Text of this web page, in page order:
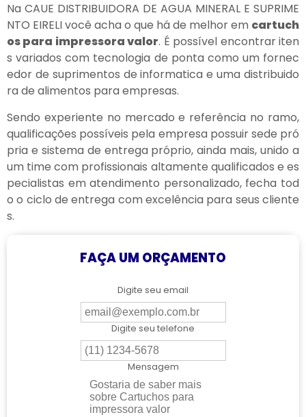
Na CAUE DISTRIBUIDORA DE AGUA MINERAL E SUPRIME
NTO EIRELI você acha o que há de melhor em cartuch
os para impressora valor. É possível encontrar iten
s variados com tecnologia de ponta como um fornec
edor de suprimentos de informatica e uma distribuido
ra de alimentos para empresas.
Sendo experiente no mercado e referência no ramo,
qualificações possíveis pela empresa possuir sede pró
pria e sistema de entrega próprio, ainda mais, unido a
um time com profissionais altamente qualificados e es
pecialistas em atendimento personalizado, fecha tod
o o ciclo de entrega com excelência para seus cliente
s.
FAÇA UM ORÇAMENTO
Digite seu email
Digite seu telefone
Mensagem